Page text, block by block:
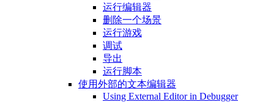
运行编辑器
删除一个场景
运行游戏
调试
导出
运行脚本
使用外部的文本编辑器
Using External Editor in Debugger